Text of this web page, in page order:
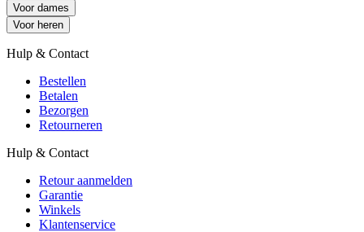
Voor dames
Voor heren
Hulp & Contact
Bestellen
Betalen
Bezorgen
Retourneren
Hulp & Contact
Retour aanmelden
Garantie
Winkels
Klantenservice